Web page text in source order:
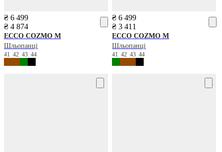
₴ 6 499
₴ 4 874
ECCO COZMO M
Шльопанці
41 42 43 44
₴ 6 499
₴ 3 411
ECCO COZMO M
Шльопанці
41424344